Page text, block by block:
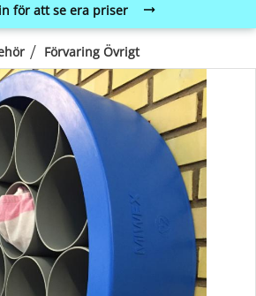
för att se era priser
Förvaring Övrigt